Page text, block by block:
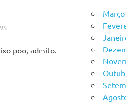
poo, admito.